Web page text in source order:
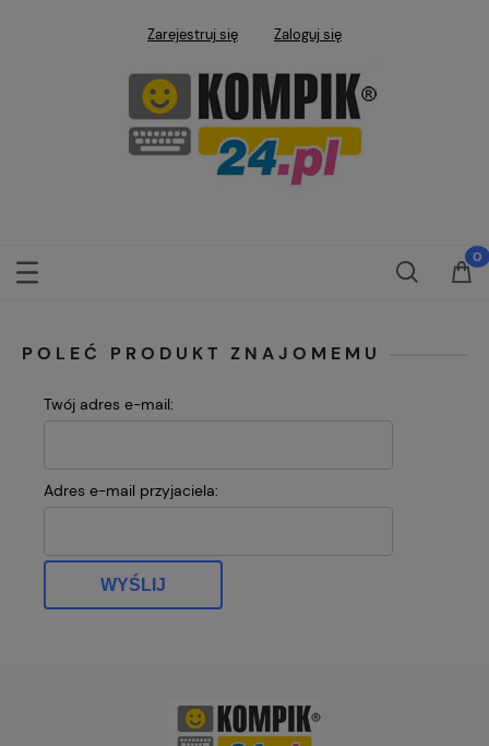
Zarejestruj się Zaloguj się
POLEĆ PRODUKT ZNAJOMEMU
Twój adres e-mail:
Adres e-mail przyjaciela:
WYŚLIJ